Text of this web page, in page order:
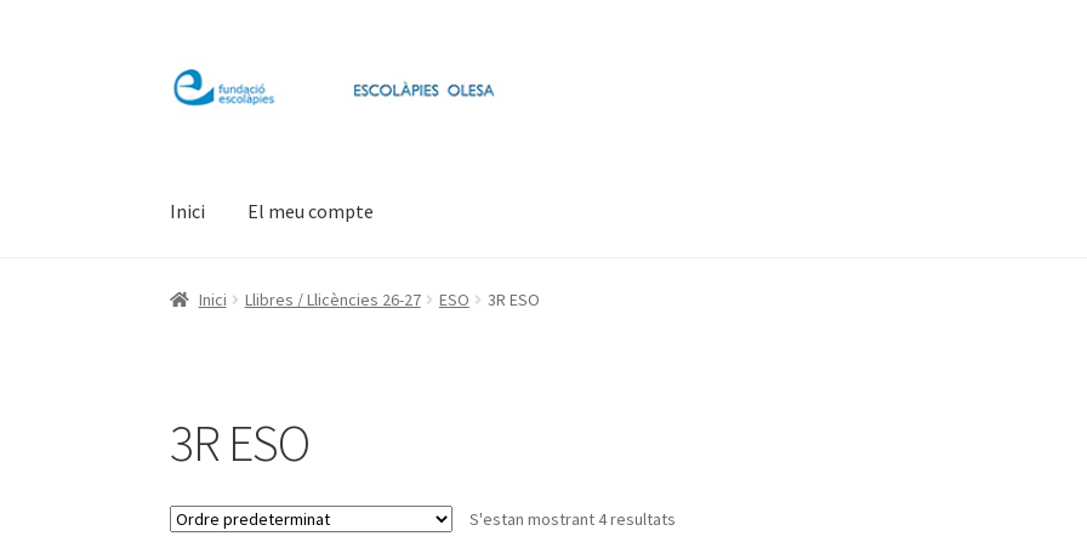
Salta
a
Vés
al
Inici El meu compte
Inici Llibres / Llicències 26-27 ESO 3R ESO
3R ESO
S'estan mostrant 4 resultats